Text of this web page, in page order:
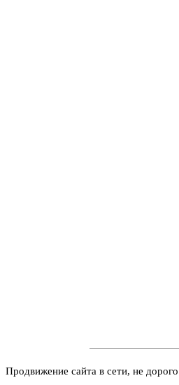
Продвижение сайта в сети, не